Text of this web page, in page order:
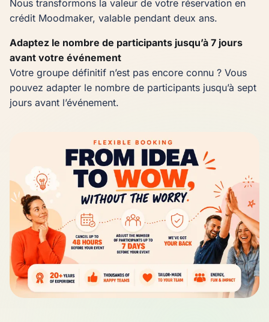
Nous transformons la valeur de votre réservation en
crédit Moodmaker, valable pendant deux ans.
Adaptez le nombre de participants jusqu’à 7 jours
avant votre événement
Votre groupe définitif n’est pas encore connu ? Vous
pouvez adapter le nombre de participants jusqu’à sept
jours avant l’événement.